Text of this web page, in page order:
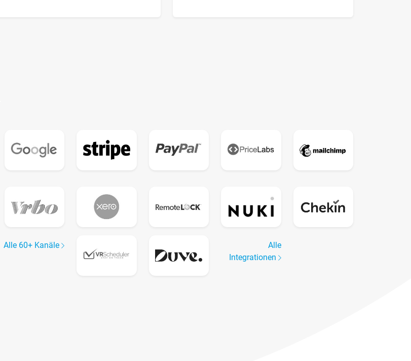
Alle 60+ Kanäle
Alle
Integrationen